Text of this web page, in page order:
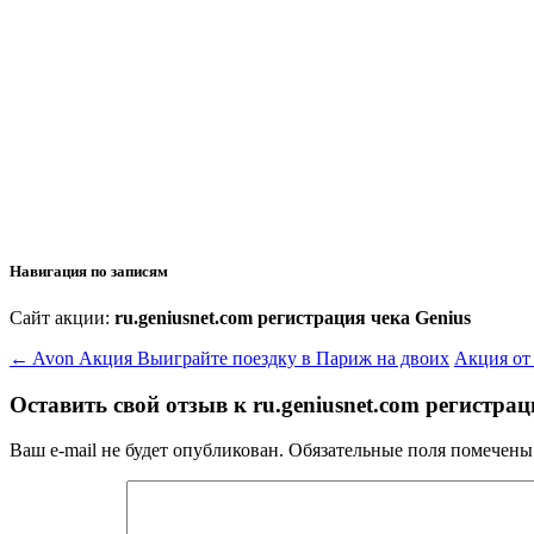
Навигация по записям
Сайт акции: ru.geniusnet.com регистрация чека Genius
← Avon Акция Выиграйте поездку в Париж на двоих Акция
Оставить свой отзыв к ru.geniusnet.com
Ваш e-mail не будет опубликован. Обязательные поля